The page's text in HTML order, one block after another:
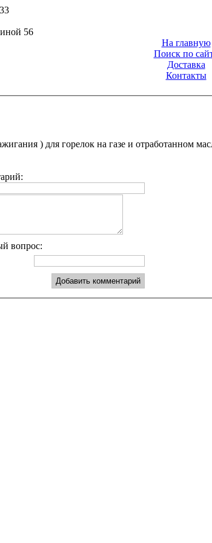
56
На главную
Поиск по
Доставка
Контакты
) для горелок на газе и отработанном
вопрос: